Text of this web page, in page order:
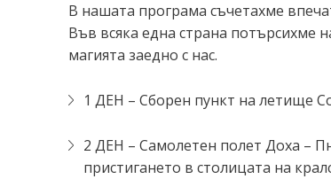
В нашата програма съчетахме
Във всяка една страна потърсихме
магията заедно с нас.
1 ДЕН – Сборен пункт на летище
2 ДЕН – Самолетен полет Доха –
пристигането в столицата на